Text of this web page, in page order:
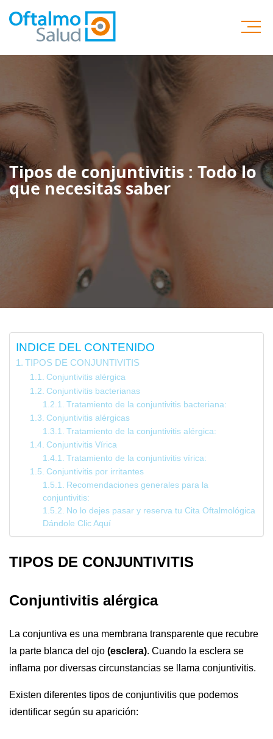
Tipos de conjuntivitis : Todo lo
que necesitas saber
INDICE DEL CONTENIDO
TIPOS DE CONJUNTIVITIS
Conjuntivitis alérgica
Conjuntivitis bacterianas
Tratamiento de la conjuntivitis bacteriana:
Conjuntivitis alérgicas
Tratamiento de la conjuntivitis alérgica:
Conjuntivitis Vírica
Tratamiento de la conjuntivitis vírica:
Conjuntivitis por irritantes
Recomendaciones generales para la
conjuntivitis:
No lo dejes pasar y reserva tu Cita Oftalmológica
Dándole Clic Aquí
TIPOS DE CONJUNTIVITIS
Conjuntivitis alérgica
La conjuntiva es una membrana transparente que recubre
la parte blanca del ojo (esclera). Cuando la esclera se
inflama por diversas circunstancias se llama conjuntivitis.
Existen diferentes tipos de conjuntivitis que podemos
identificar según su aparición: